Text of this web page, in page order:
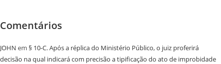
Comentários
JOHN em § 10-C. Após a réplica do Ministério Público, o juiz proferirá
decisão na qual indicará com precisão a tipificação do ato de improbidade